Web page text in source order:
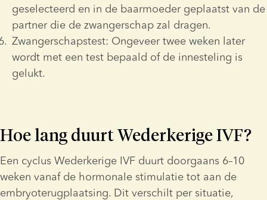
geselecteerd en in de baarmoeder geplaatst van de
partner die de zwangerschap zal dragen.
Zwangerschapstest: Ongeveer twee weken later
wordt met een test bepaald of de innesteling is
gelukt.
Hoe lang duurt Wederkerige IVF?
Een cyclus Wederkerige IVF duurt doorgaans 6–10
weken vanaf de hormonale stimulatie tot aan de
embryoterugplaatsing. Dit verschilt per situatie,